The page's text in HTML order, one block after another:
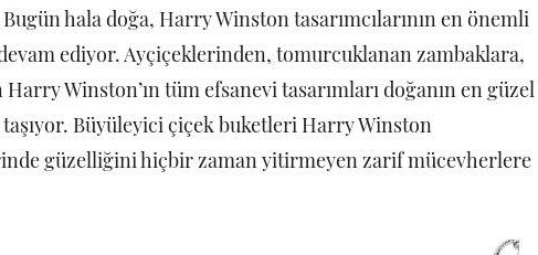
hala doğa, Harry Winston tasarımcılarının en önemli
ediyor. Ayçiçeklerinden, tomurcuklanan zambaklara,
Winston’ın tüm efsanevi tasarımları doğanın en güzel
Büyüleyici çiçek buketleri Harry Winston
güzelliğini hiçbir zaman yitirmeyen zarif mücevherlere